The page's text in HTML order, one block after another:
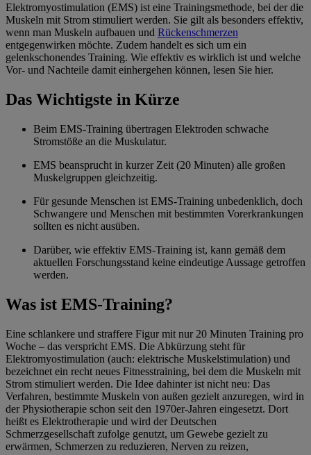
Elektromyostimulation (EMS) ist eine Trainingsmethode, bei der die
Muskeln mit Strom stimuliert werden. Sie gilt als besonders effektiv,
wenn man Muskeln aufbauen und Rückenschmerzen
entgegenwirken möchte. Zudem handelt es sich um ein
gelenkschonendes Training. Wie effektiv es wirklich ist und welche
Vor- und Nachteile damit einhergehen können, lesen Sie hier.
Das Wichtigste in Kürze
Beim EMS-Training übertragen Elektroden schwache
Stromstöße an die Muskulatur.
EMS beansprucht in kurzer Zeit (20 Minuten) alle großen
Muskelgruppen gleichzeitig.
Für gesunde Menschen ist EMS-Training unbedenklich, doch
Schwangere und Menschen mit bestimmten Vorerkrankungen
sollten es nicht ausüben.
Darüber, wie effektiv EMS-Training ist, kann gemäß dem
aktuellen Forschungsstand keine eindeutige Aussage getroffen
werden.
Was ist EMS-Training?
Eine schlankere und straffere Figur mit nur 20 Minuten Training pro
Woche – das verspricht EMS. Die Abkürzung steht für
Elektromyostimulation (auch: elektrische Muskelstimulation) und
bezeichnet ein recht neues Fitnesstraining, bei dem die Muskeln mit
Strom stimuliert werden. Die Idee dahinter ist nicht neu: Das
Verfahren, bestimmte Muskeln von außen gezielt anzuregen, wird in
der Physiotherapie schon seit den 1970er-Jahren eingesetzt. Dort
heißt es Elektrotherapie und wird der Deutschen
Schmerzgesellschaft zufolge genutzt, um Gewebe gezielt zu
erwärmen, Schmerzen zu reduzieren, Nerven zu reizen,